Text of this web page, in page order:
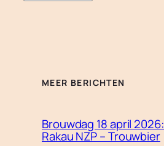
MEER BERICHTEN
Brouwdag 18 april 2026:
Rakau NZP – Trouwbier